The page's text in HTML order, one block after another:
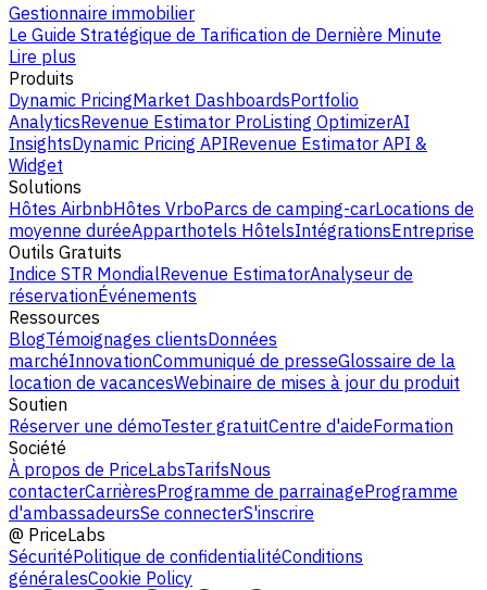
Gestionnaire immobilier
Le Guide Stratégique de Tarification de Dernière Minute
Lire plus
Produits
Dynamic PricingMarket DashboardsPortfolio
AnalyticsRevenue Estimator ProListing OptimizerAI
InsightsDynamic Pricing APIRevenue Estimator API &
Widget
Solutions
Hôtes AirbnbHôtes VrboParcs de camping-carLocations de
moyenne duréeApparthotels HôtelsIntégrationsEntreprise
Outils Gratuits
Indice STR MondialRevenue EstimatorAnalyseur de
réservationÉvénements
Ressources
BlogTémoignages clientsDonnées
marchéInnovationCommuniqué de presseGlossaire de la
location de vacancesWebinaire de mises à jour du produit
Soutien
Réserver une démoTester gratuitCentre d'aideFormation
Société
À propos de PriceLabsTarifsNous
contacterCarrièresProgramme de parrainageProgramme
d'ambassadeursSe connecterS'inscrire
@ PriceLabs
SécuritéPolitique de confidentialitéConditions
généralesCookie Policy